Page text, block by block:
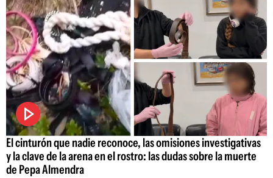
El cinturón que nadie reconoce, las omisiones investigativas
y la clave de la arena en el rostro: las dudas sobre la muerte
de Pepa Almendra